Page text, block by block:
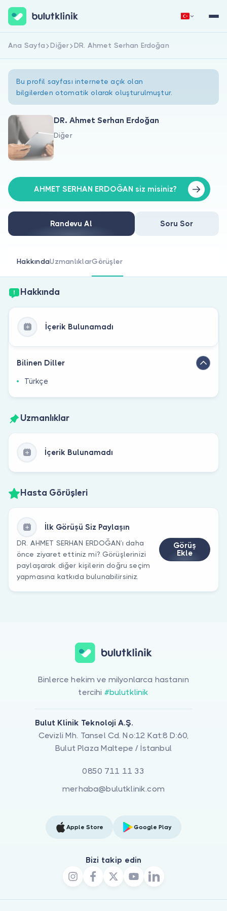
Hakkımızda
Doktorlar için
Doktor musunuz?
Hemen Kaydol Giriş Yap
Ana Sayfa Diğer DR. Ahmet Serhan Erdoğan
Bu profil sayfası internete açık olan
bilgilerden otomatik olarak oluşturulmuştur.
DR. Ahmet Serhan Erdoğan
Diğer
AHMET SERHAN ERDOĞAN siz misiniz?
Randevu Al Soru Sor
HakkındaUzmanlıklarGörüşler
Hakkında
İçerik Bulunamadı
Bilinen Diller
Türkçe
Uzmanlıklar
İçerik Bulunamadı
Hasta Görüşleri
İlk Görüşü Siz Paylaşın
DR. AHMET SERHAN ERDOĞAN’ı daha
önce ziyaret ettiniz mi? Görüşlerinizi
paylaşarak diğer kişilerin doğru seçim
yapmasına katkıda bulunabilirsiniz.
Görüş
Ekle
Binlerce hekim ve milyonlarca hastanın
tercihi #bulutklinik
Bulut Klinik Teknoloji A.Ş.
Cevizli Mh. Tansel Cd. No:12 Kat:8 D:60,
Bulut Plaza Maltepe / İstanbul
0850 711 11 33
merhaba@bulutklinik.com
Apple Store Google Play
Bizi takip edin